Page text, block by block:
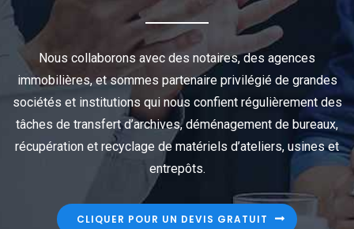
Nous collaborons avec des notaires, des agences
immobilières, et sommes partenaire privilégié de grandes
sociétés et institutions qui nous confient régulièrement des
tâches de transfert d’archives, déménagement de bureaux,
récupération et recyclage de matériels d’ateliers, usines et
entrepôts.
CLIQUER POUR UN DEVIS GRATUIT